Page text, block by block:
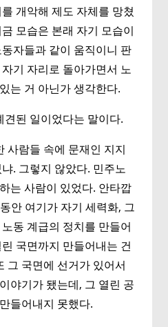
개악해 제도 자체를 망쳤
모습은 본래 자기 모습이
자들과 같이 움직이니 판
기 자리로 돌아가면서 노
는 거 아닌가 생각한다.
견된 일이었다는 말이다.
사람들 속에 문재인 지지
. 그렇지 않았다. 민주노
는 사람이 있었다. 안타깝
안 여기가 자기 세력화, 그
동 계급의 정치를 만들어
국면까지 만들어내는 건
그 국면에 선거가 있어서
야기가 됐는데, 그 열린 공
들어내지 못했다.